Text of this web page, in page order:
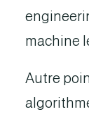
machine
Autre